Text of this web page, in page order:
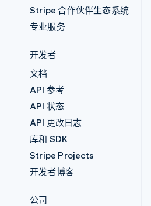
Stripe 合作伙伴生态系统
专业服务
开发者
文档
API 参考
API 状态
API 更改日志
库和 SDK
Stripe Projects
开发者博客
公司